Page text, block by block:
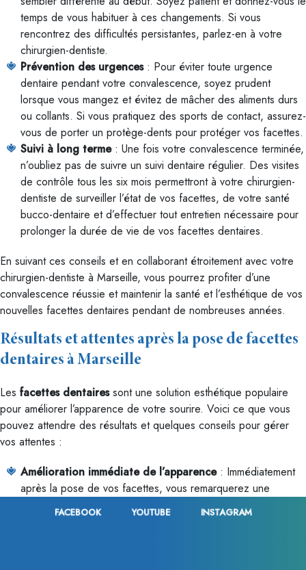
temps de vous habituer à ces changements. Si vous
rencontrez des difficultés persistantes, parlez-en à votre
chirurgien-dentiste.
Prévention des urgences: Pour éviter toute urgence
dentaire pendant votre convalescence, soyez prudent
lorsque vous mangez et évitez de mâcher des aliments durs
ou collants. Si vous pratiquez des sports de contact, assurez-
vous de porter un protège-dents pour protéger vos facettes.
Suivi à long terme: Une fois votre convalescence terminée,
n’oubliez pas de suivre un suivi dentaire régulier. Des visites
de contrôle tous les six mois permettront à votre chirurgien-
dentiste de surveiller l’état de vos facettes, de votre santé
bucco-dentaire et d’effectuer tout entretien nécessaire pour
prolonger la durée de vie de vos facettes dentaires.
En suivant ces conseils et en collaborant étroitement avec votre
chirurgien-dentiste à Marseille, vous pourrez profiter d’une
convalescence réussie et maintenir la santé et l’esthétique de vos
nouvelles facettes dentaires pendant de nombreuses années.
Résultats et attentes après la pose de facettes
dentaires à Marseille
Les facettes dentairessont une solution esthétique populaire
pour améliorer l’apparence de votre sourire. Voici ce que vous
pouvez attendre des résultats et quelques conseils pour gérer
vos attentes :
Amélioration immédiate de l’apparence: Immédiatement
après la pose de vos facettes, vous remarquerez une
amélioration significative de l’apparence de vos dents. Les
imperfections comme les décolorations, les fissures, les
FACEBOOK YOUTUBE INSTAGRAM